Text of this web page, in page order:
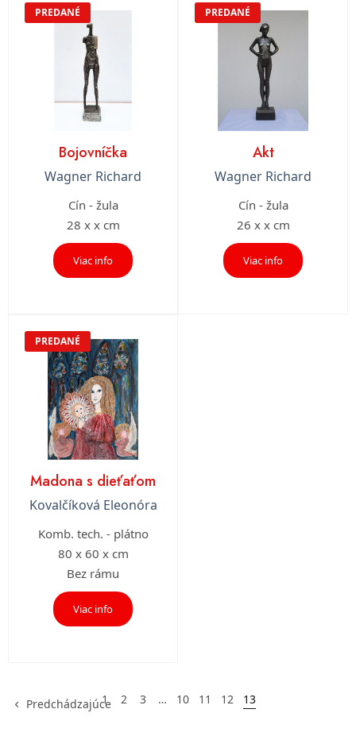
PREDANÉ
Bojovníčka
Wagner Richard
Cín - žula
28 x x cm
Viac info
PREDANÉ
Akt
Wagner Richard
Cín - žula
26 x x cm
Viac info
PREDANÉ
Madona s dieťaťom
Kovalčíková Eleonóra
Komb. tech. - plátno
80 x 60 x cm
Bez rámu
Viac info
Predchádzajúce
1 2 3 … 10 11 12 13